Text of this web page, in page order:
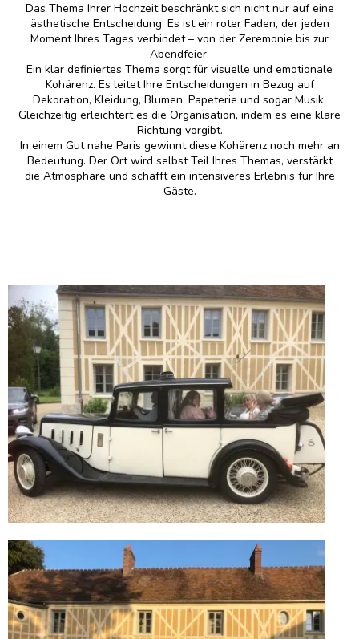
Das Thema Ihrer Hochzeit beschränkt sich nicht nur auf eine
ästhetische Entscheidung. Es ist ein roter Faden, der jeden
Moment Ihres Tages verbindet – von der Zeremonie bis zur
Abendfeier.
Ein klar definiertes Thema sorgt für visuelle und emotionale
Kohärenz. Es leitet Ihre Entscheidungen in Bezug auf
Dekoration, Kleidung, Blumen, Papeterie und sogar Musik.
Gleichzeitig erleichtert es die Organisation, indem es eine klare
Richtung vorgibt.
In einem Gut nahe Paris gewinnt diese Kohärenz noch mehr an
Bedeutung. Der Ort wird selbst Teil Ihres Themas, verstärkt
die Atmosphäre und schafft ein intensiveres Erlebnis für Ihre
Gäste.